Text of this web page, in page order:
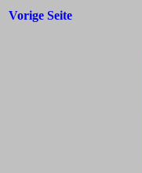
Vorige Seite